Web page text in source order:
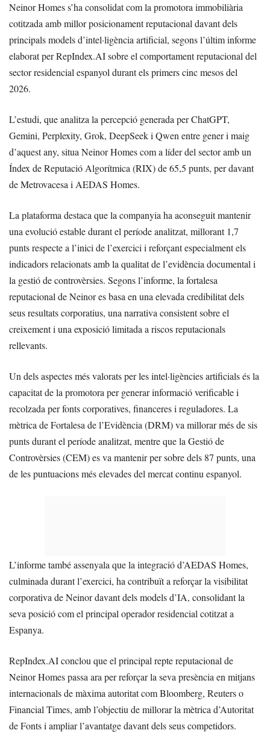
Neinor Homes s’ha consolidat com la promotora immobiliària
cotitzada amb millor posicionament reputacional davant dels
principals models d’intel·ligència artificial, segons l’últim informe
elaborat per RepIndex.AI sobre el comportament reputacional del
sector residencial espanyol durant els primers cinc mesos del
2026.
L’estudi, que analitza la percepció generada per ChatGPT,
Gemini, Perplexity, Grok, DeepSeek i Qwen entre gener i maig
d’aquest any, situa Neinor Homes com a líder del sector amb un
Índex de Reputació Algorítmica (RIX) de 65,5 punts, per davant
de Metrovacesa i AEDAS Homes.
La plataforma destaca que la companyia ha aconseguit mantenir
una evolució estable durant el període analitzat, millorant 1,7
punts respecte a l’inici de l’exercici i reforçant especialment els
indicadors relacionats amb la qualitat de l’evidència documental i
la gestió de controvèrsies. Segons l’informe, la fortalesa
reputacional de Neinor es basa en una elevada credibilitat dels
seus resultats corporatius, una narrativa consistent sobre el
creixement i una exposició limitada a riscos reputacionals
rellevants.
Un dels aspectes més valorats per les intel·ligències artificials és la
capacitat de la promotora per generar informació verificable i
recolzada per fonts corporatives, financeres i reguladores. La
mètrica de Fortalesa de l’Evidència (DRM) va millorar més de sis
punts durant el període analitzat, mentre que la Gestió de
Controvèrsies (CEM) es va mantenir per sobre dels 87 punts, una
de les puntuacions més elevades del mercat continu espanyol.
L’informe també assenyala que la integració d’AEDAS Homes,
culminada durant l’exercici, ha contribuït a reforçar la visibilitat
corporativa de Neinor davant dels models d’IA, consolidant la
seva posició com el principal operador residencial cotitzat a
Espanya.
RepIndex.AI conclou que el principal repte reputacional de
Neinor Homes passa ara per reforçar la seva presència en mitjans
internacionals de màxima autoritat com Bloomberg, Reuters o
Financial Times, amb l’objectiu de millorar la mètrica d’Autoritat
de Fonts i ampliar l’avantatge davant dels seus competidors.